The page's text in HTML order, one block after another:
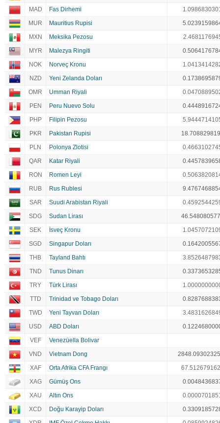
MAD
Fas Dirhemi
MUR
Mauritius Rupisi
MXN
Meksika Pezosu
MYR
Malezya Ringiti
NOK
Norveç Kronu
NZD
Yeni Zelanda Doları
OMR
Umman Riyali
PEN
Peru Nuevo Solu
PHP
Filipin Pezosu
PKR
Pakistan Rupisi
PLN
Polonya Zlotisi
QAR
Katar Riyali
RON
Romen Leyi
RUB
Rus Rublesi
SAR
Suudi Arabistan Riyali
SDG
Sudan Lirası
SEK
İsveç Kronu
SGD
Singapur Doları
THB
Tayland Bahtı
TND
Tunus Dinarı
TRY
Türk Lirası
TTD
Trinidad ve Tobago Doları
TWD
Yeni Tayvan Doları
USD
ABD Doları
VEF
Venezüella Bolivar
VND
Vietnam Dong
XAF
Orta Afrika CFA Frangı
XAG
Gümüş Ons
XAU
Altın Ons
XCD
Doğu Karayip Doları